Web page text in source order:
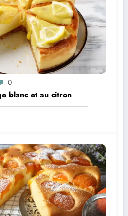
0
blanc et au citron